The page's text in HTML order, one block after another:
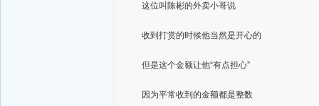
这位叫陈彬的外卖小哥说
收到打赏的时候他当然是开心的
但是这个金额让他“有点担心”
因为平常收到的金额都是整数